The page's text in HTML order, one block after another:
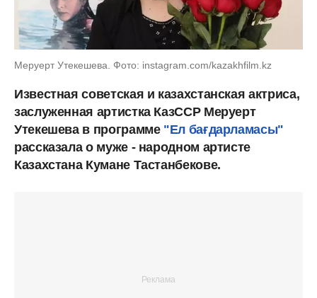
Меруерт Утекешева. Фото: instagram.com/kazakhfilm.kz
Известная советская и казахстанская актриса,
заслуженная артистка КазССР Меруерт
Утекешева в программе "Ел бағдарламасы"
рассказала о муже - народном артисте
Казахстана Кумане Тастанбекове.